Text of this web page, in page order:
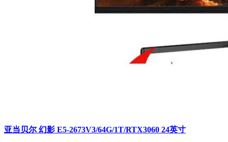
亚当贝尔 幻影 E5-2673V3/64G/1T/RTX3060 24英寸